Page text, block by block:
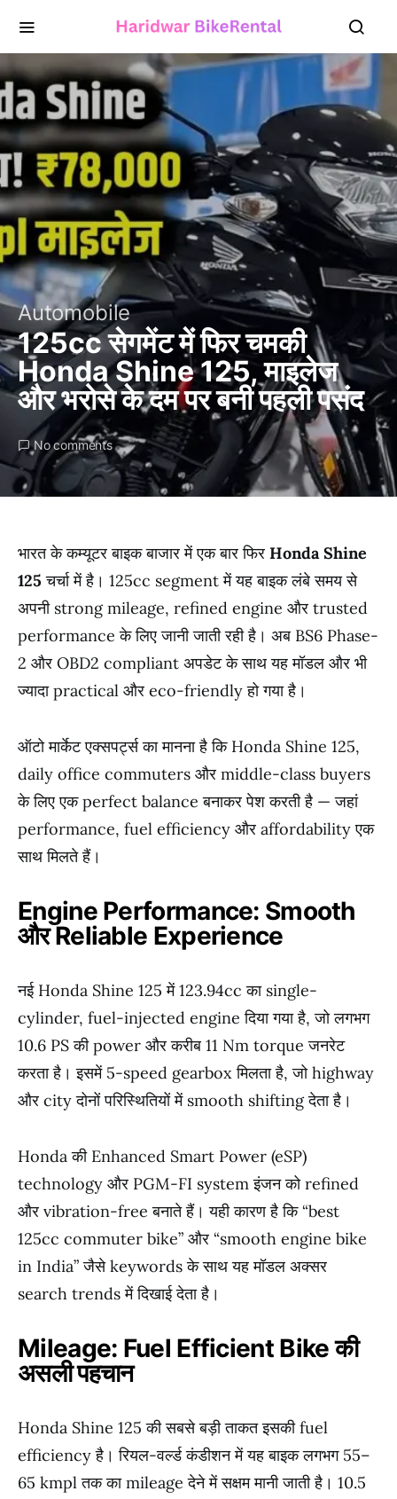
Automobile
125cc सेगमेंट में फिर चमकी
Honda Shine 125, माइलेज
और भरोसे के दम पर बनी पहली पसंद
No comments
भारत के कम्यूटर बाइक बाजार में एक बार फिर Honda Shine
125 चर्चा में है। 125cc segment में यह बाइक लंबे समय से
अपनी strong mileage, refined engine और trusted
performance के लिए जानी जाती रही है। अब BS6 Phase-
2 और OBD2 compliant अपडेट के साथ यह मॉडल और भी
ज्यादा practical और eco-friendly हो गया है।
ऑटो मार्केट एक्सपर्ट्स का मानना है कि Honda Shine 125,
daily office commuters और middle-class buyers
के लिए एक perfect balance बनाकर पेश करती है — जहां
performance, fuel efficiency और affordability एक
साथ मिलते हैं।
Engine Performance: Smooth
और Reliable Experience
नई Honda Shine 125 में 123.94cc का single-
cylinder, fuel-injected engine दिया गया है, जो लगभग
10.6 PS की power और करीब 11 Nm torque जनरेट
करता है। इसमें 5-speed gearbox मिलता है, जो highway
और city दोनों परिस्थितियों में smooth shifting देता है।
Honda की Enhanced Smart Power (eSP)
technology और PGM-FI system इंजन को refined
और vibration-free बनाते हैं। यही कारण है कि “best
125cc commuter bike” और “smooth engine bike
in India” जैसे keywords के साथ यह मॉडल अक्सर
search trends में दिखाई देता है।
Mileage: Fuel Efficient Bike की
असली पहचान
Honda Shine 125 की सबसे बड़ी ताकत इसकी fuel
efficiency है। रियल-वर्ल्ड कंडीशन में यह बाइक लगभग 55–
65 kmpl तक का mileage देने में सक्षम मानी जाती है। 10.5